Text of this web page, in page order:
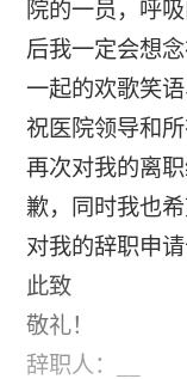
院的一员，呼
后我一定会想
一起的欢歌笑语
祝医院领导和
再次对我的离
歉，同时我也
对我的辞职申请
此致
敬礼！
辞职人：__